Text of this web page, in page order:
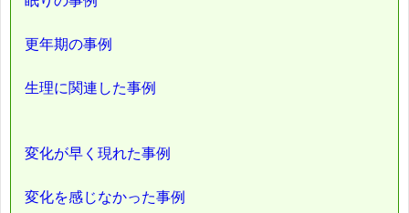
更年期の事例
生理に関連した事例
変化が早く現れた事例
変化を感じなかった事例